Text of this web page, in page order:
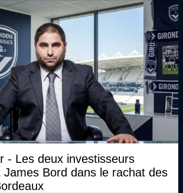
- Les deux investisseurs
James Bord dans le rachat des